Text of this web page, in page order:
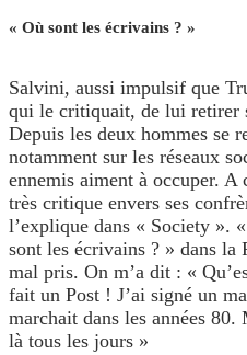
« Où sont les écrivains ? »
Salvini, aussi impulsif que
qui le critiquait, de lui retirer
Depuis les deux hommes se
notamment sur les réseaux
ennemis aiment à occuper. A
très critique envers ses
l’explique dans « Society ».
sont les écrivains ? » dans la
mal pris. On m’a dit : «
fait un Post ! J’ai signé un
marchait dans les années
là tous les jours »